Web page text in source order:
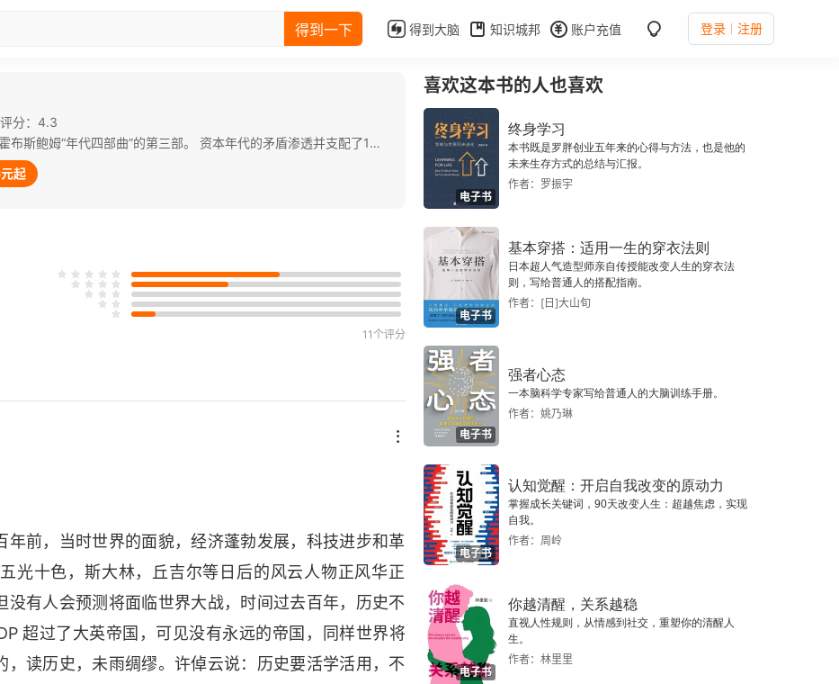
得到一下 得到大脑 知识城邦 账户充值 登录 注册
评分：4.3
《帝国的年代 : 1875—1914》是霍布斯鲍姆“年代四部曲”的第三部。 资本年代的矛盾渗透并支配了1875年至1914年这帝国的时代。一方面，凯歌高奏的资本主义国家迎来了日趋稳定的经济和社会状况，实现了科学、艺术的伟大革新，并将其经济和军事上的霸权正式转化为有系统的征伐、兼并和统治，使世界进入一个殖民帝国的时代。另一方面，这一切又不可避免地激起了反叛和革命的合并力量。工人阶级大规模、有组织的运动在这一时期突然出现，并且要求推翻资本主义。帝国格局也慢慢演变成一种越来越恶化，而且超出各国政府控制能力的国际形势，最终导致第一次世界大战的爆发。 在西方世界，这是一个前所未有的和平、繁荣的时代，而又同时孕育了前所未有的全球战争和对革命的恐惧。之后的世界所面临的希望和恐惧都直接根源于此。
起
11个评分
前，当时世界的面貌，经济蓬勃发展，科技进步和革
光十色，斯大林，丘吉尔等日后的风云人物正风华正
有人会预测将面临世界大战，时间过去百年，历史不
超过了大英帝国，可见没有永远的帝国，同样世界将
读历史，未雨绸缪。许倬云说：历史要活学活用，不
喜欢这本书的人也喜欢
电子书
终身学习
本书既是罗胖创业五年来的心得与方法，也是他的
未来生存方式的总结与汇报。
作者：罗振宇
电子书
基本穿搭：适用一生的穿衣法则
日本超人气造型师亲自传授能改变人生的穿衣法
则，写给普通人的搭配指南。
作者：[日]大山旬
电子书
强者心态
一本脑科学专家写给普通人的大脑训练手册。
作者：姚乃琳
电子书
认知觉醒：开启自我改变的原动力
掌握成长关键词，90天改变人生：超越焦虑，实现
自我。
作者：周岭
电子书
你越清醒，关系越稳
直视人性规则，从情感到社交，重塑你的清醒人
生。
作者：林里里